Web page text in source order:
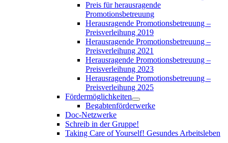
Preis für herausragende
Promotionsbetreuung
Herausragende Promotionsbetreuung –
Preisverleihung 2019
Herausragende Promotionsbetreuung –
Preisverleihung 2021
Herausragende Promotionsbetreuung –
Preisverleihung 2023
Herausragende Promotionsbetreuung –
Preisverleihung 2025
Fördermöglichkeiten
Begabtenförderwerke
Doc-Netzwerke
Schreib in der Gruppe!
Taking Care of Yourself! Gesundes Arbeitsleben